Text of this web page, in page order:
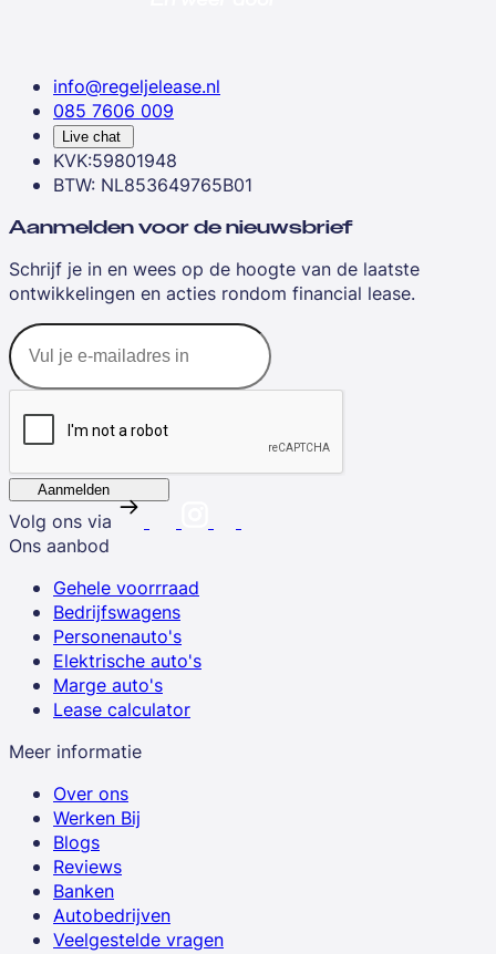
info@regeljelease.nl
085 7606 009
Live chat
KVK:59801948
BTW: NL853649765B01
Aanmelden voor de nieuwsbrief
Schrijf je in en wees op de hoogte van de laatste
ontwikkelingen en acties rondom financial lease.
Aanmelden
Volg ons via
Ons aanbod
Gehele voorrraad
Bedrijfswagens
Personenauto's
Elektrische auto's
Marge auto's
Lease calculator
Meer informatie
Over ons
Werken Bij
Blogs
Reviews
Banken
Autobedrijven
Veelgestelde vragen